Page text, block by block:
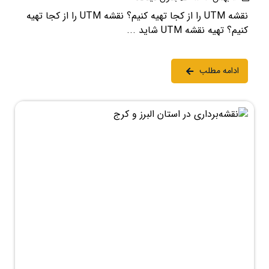
نقشه UTM را از کجا تهیه کنیم؟ نقشه UTM را از کجا تهیه
کنیم؟ تهیه نقشه UTM شاید ...
ادامه مطلب